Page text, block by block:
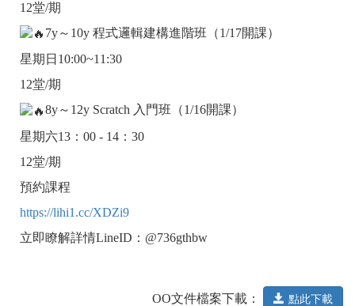
12堂/期
7y～10y 程式邏輯建構進階班（1/17開課）
星期日10:00~11:30
12堂/期
8y～12y Scratch 入門班（1/16開課）
星期六13：00 - 14：30
12堂/期
預約課程
https://lihi1.cc/XDZi9
立即瞭解詳情LineID：@736gthbw
OO文件檔案下載： 點此下載